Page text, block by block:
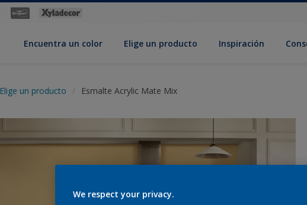
Encuentra un color Elige un producto Inspiración
Elige un producto Esmalte Acrylic Mate Mix
We respect your privacy.